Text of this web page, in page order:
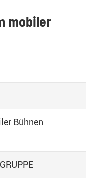
mobiler
Bühnen